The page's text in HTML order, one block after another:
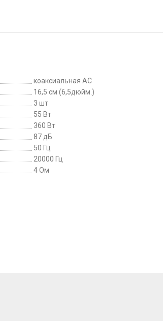
коаксиальная АС
16,5 см (6,5дюйм.)
3 шт
55 Вт
360 Вт
87 дБ
50 Гц
20000 Гц
4 Ом